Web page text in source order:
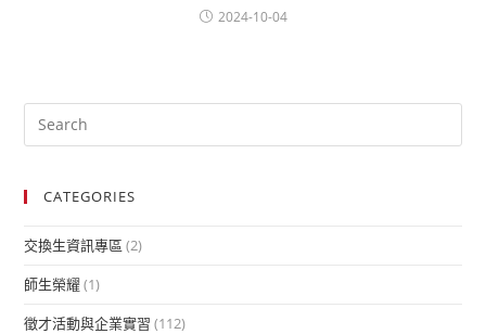
2024-10-04
CATEGORIES
交換生資訊專區 (2)
師生榮耀(1)
徵才活動與企業實習 (112)